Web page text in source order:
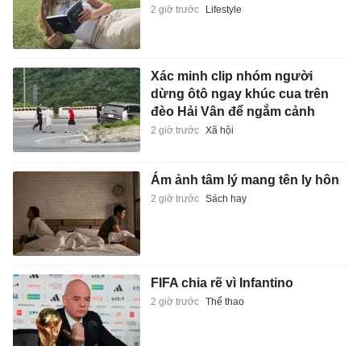
2 giờ trước Lifestyle
Xác minh clip nhóm người
dừng ôtô ngay khúc cua trên
đèo Hải Vân để ngắm cảnh
2 giờ trước Xã hội
Ám ảnh tâm lý mang tên ly hôn
2 giờ trước Sách hay
FIFA chia rẽ vì Infantino
2 giờ trước Thể thao